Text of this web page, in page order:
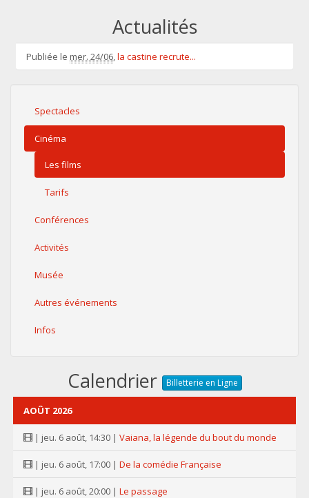
Actualités
Publiée le mer. 24/06,la castine recrute...
Spectacles
Cinéma
Les films
Tarifs
Conférences
Activités
Musée
Autres événements
Infos
Calendrier Billetterie en Ligne
AOÛT 2026
| jeu. 6 août, 14:30 | Vaiana, la légende du bout du monde
| jeu. 6 août, 17:00 | De la comédie Française
| jeu. 6 août, 20:00 | Le passage